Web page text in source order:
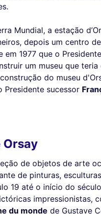
Mundial, a estação
depois um centro
em 1977 que o
um museu que
do museu
Presidente sucessor
Orsay
de objetos de arte
de pinturas,
19 até o início do
impressionistas,
du monde de Gustave